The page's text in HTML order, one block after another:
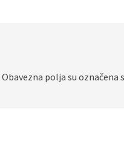
Obavezna polja su označena